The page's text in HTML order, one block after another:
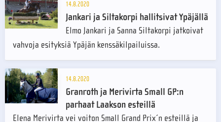
14.8.2020
Jankari ja Siltakorpi hallitsivat Ypäjällä
Elmo Jankari ja Sanna Siltakorpi jatkoivat
vahvoja esityksiä Ypäjän kenssäkilpailuissa.
14.8.2020
Granroth ja Merivirta Small GP:n
parhaat Laakson esteillä
Elena Merivirta vei voiton Small Grand Prix´n esteillä ja